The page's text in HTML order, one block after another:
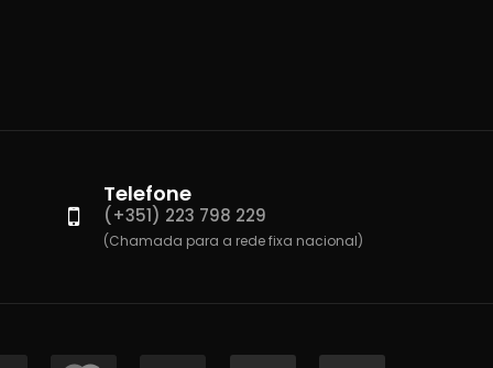
Telefone
(+351) 223 798 229
(Chamada para a rede fixa nacional)